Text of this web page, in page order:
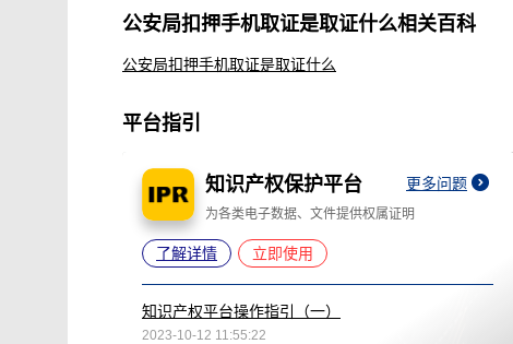
公安局扣押手机取证是取证什么相关百科
公安局扣押手机取证是取证什么
平台指引
知识产权保护平台 更多问题
为各类电子数据、文件提供权属证明
了解详情 立即使用
知识产权平台操作指引（一）
2023-10-12 11:55:22